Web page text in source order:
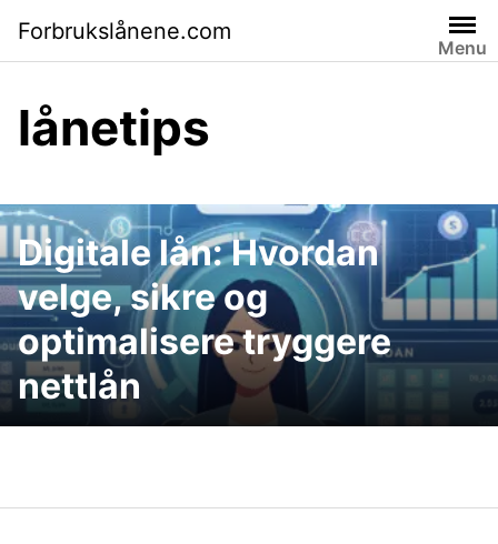
content
Forbrukslånene.com
Menu
lånetips
Digitale lån: Hvordan
velge, sikre og
optimalisere tryggere
nettlån